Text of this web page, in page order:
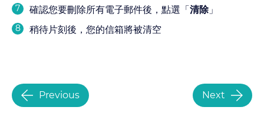
確認您要刪除所有電子郵件後，點選「 清除」
稍待片刻後，您的信箱將被清空
Previous Next